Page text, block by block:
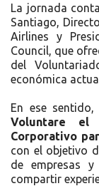
La jornada
Santiago,
Airlines y
Council, que
del
económica
En ese sentido,
Voluntare el
Corporativo
con el objetivo
de empresas
compartir